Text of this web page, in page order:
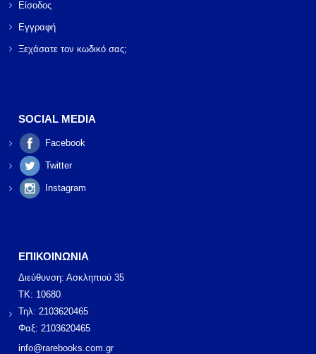
Είσοδος
Εγγραφή
Ξεχάσατε τον κωδικό σας;
SOCIAL MEDIA
Facebook
Twitter
Instagram
ΕΠΙΚΟΙΝΩΝΙΑ
Διεύθυνση: Ασκληπιού 35
ΤΚ: 10680
Τηλ: 2103620465
Φαξ: 2103620465
info@rarebooks.com.gr